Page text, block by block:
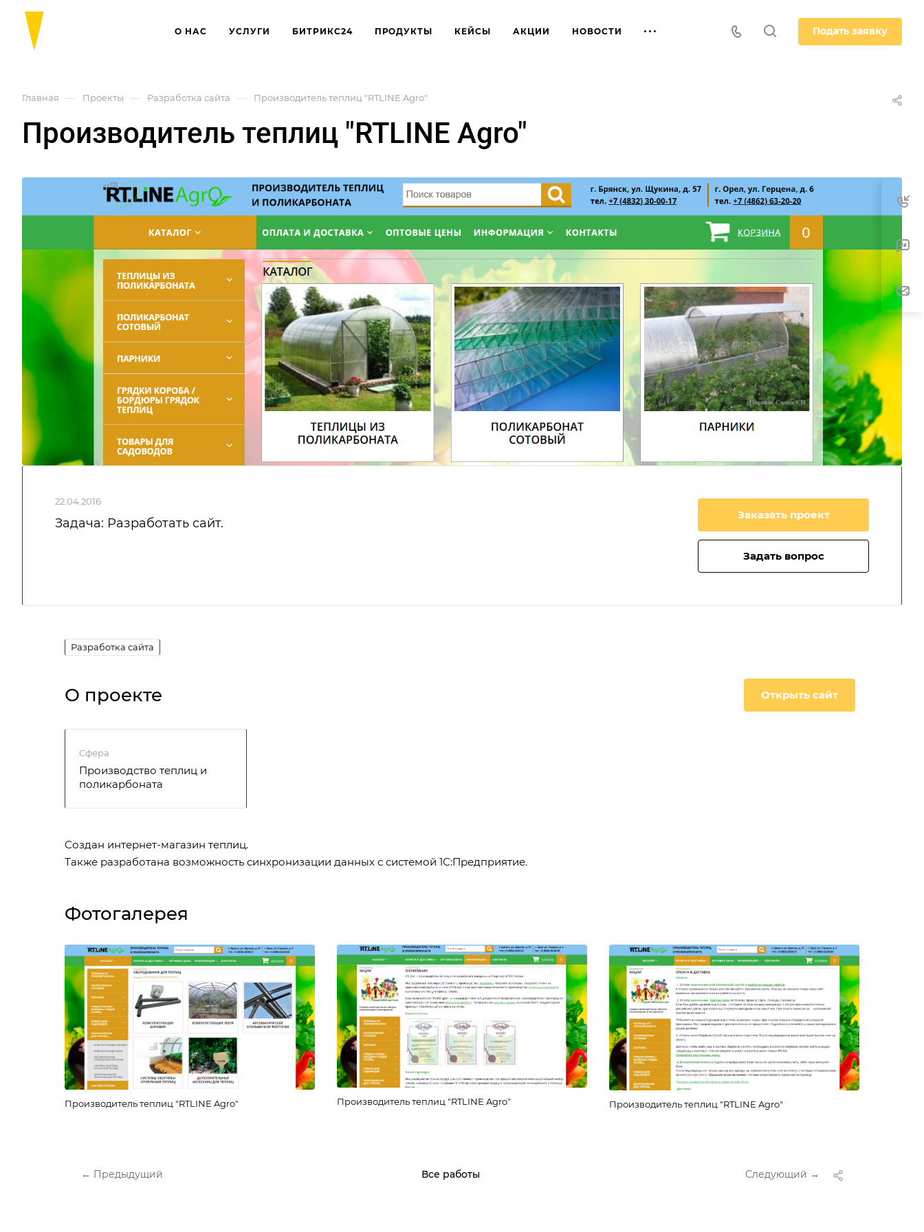
О НАС УСЛУГИ БИТРИКС24 ПРОДУКТЫ КЕЙСЫ АКЦИИ НОВОСТИ Подать заявку
Главная — Проекты — Разработка сайта — Производитель теплиц "RTLINE Agro"
Производитель теплиц "RTLINE Agro"
22.04.2016
Задача: Разработать сайт.
Заказать проект
Задать вопрос
Разработка сайта
О проекте Открыть сайт
Сфера
Производство теплиц и
поликарбоната
Создан интернет-магазин теплиц.
Также разработана возможность синхронизации данных с системой 1С:Предприятие.
Фотогалерея
Производитель теплиц "RTLINE Agro" Производитель теплиц "RTLINE Agro" Производитель теплиц "RTLINE Agro"
← Предыдущий Все работы Следующий →